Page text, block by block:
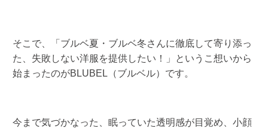
そこで、「ブルベ夏・ブルベ冬さんに徹底して寄り添っ
た、失敗しない洋服を提供したい！」というこ想いから
始まったのがBLUBEL（ブルベル）です。
今まで気づかなった、眠っていた透明感が目覚め、小顔